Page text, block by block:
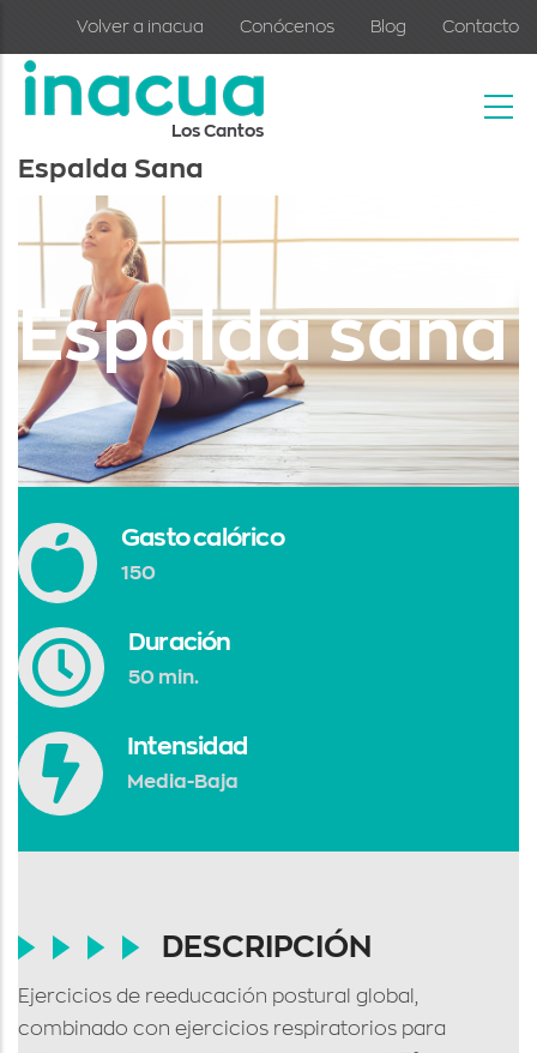
Skip to main content
Volver a inacua Conócenos Blog Contacto
Los Cantos
Espalda Sana
Espalda sana
Gasto calórico
150
Duración
50 min.
Intensidad
Media-Baja
DESCRIPCIÓN
Ejercicios de reeducación postural global,
combinado con ejercicios respiratorios para